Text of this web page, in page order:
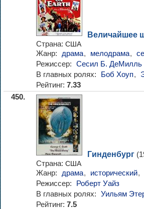
Величайшее
Страна: США
Жанр: драма, мелодрама,
Режиссер: Сесил Б. ДеМилль
В главных ролях:
Боб Хоуп,
Рейтинг: 7.33
450.
Гинденбург
Страна: США
Жанр: драма, исторический,
Режиссер:
Роберт Уайз
В главных ролях: Уильям
Рейтинг: 7.5